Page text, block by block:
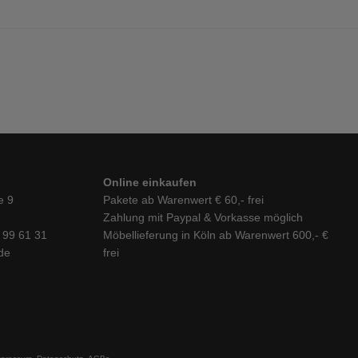
9
61 31
Online einkaufen
Pakete ab Warenwert € 60,- frei
Zahlung mit Paypal & Vorkasse möglich
Möbellieferung in Köln ab Warenwert 600,- €
frei